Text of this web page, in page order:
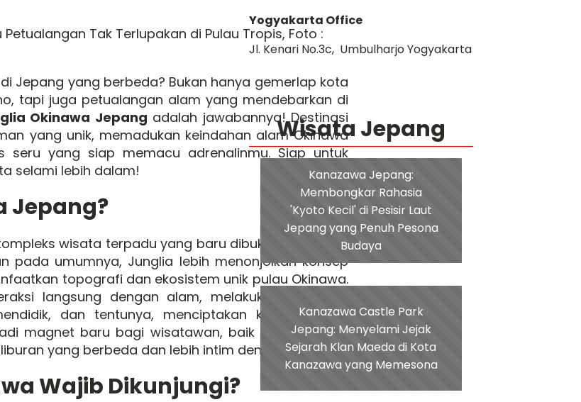
Tak Terlupakan di Pulau Tropis, Foto :
Jepang yang berbeda? Bukan hanya gemerlap kota
tapi juga petualangan alam yang mendebarkan di
Okinawa Jepang adalah jawabannya! Destinasi
yang unik, memadukan keindahan alam Okinawa
seru yang siap memacu adrenalinmu. Siap untuk
selami lebih dalam!
Jepang?
wisata terpadu yang baru dibuka di Prefektur
pada umumnya, Junglia lebih menonjolkan konsep
topografi dan ekosistem unik pulau Okinawa.
langsung dengan alam, melakukan aktivitas-
dan tentunya, menciptakan kenangan tak
magnet baru bagi wisatawan, baik lokal maupun
yang berbeda dan lebih intim dengan alam.
Wajib Dikunjungi?
Yogyakarta Office
Jl. Kenari No.3c, Umbulharjo Yogyakarta
Wisata Jepang
Kanazawa Jepang:
Membongkar Rahasia
'Kyoto Kecil' di Pesisir Laut
Jepang yang Penuh Pesona
Budaya
Kanazawa Castle Park
Jepang: Menyelami Jejak
Sejarah Klan Maeda di Kota
Kanazawa yang Memesona